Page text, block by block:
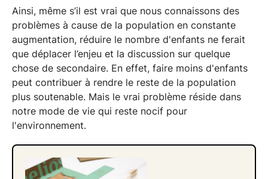
Ainsi, même s’il est vrai que nous connaissons des
problèmes à cause de la population en constante
augmentation, réduire le nombre d'enfants ne ferait
que déplacer l’enjeu et la discussion sur quelque
chose de secondaire. En effet, faire moins d'enfants
peut contribuer à rendre le reste de la population
plus soutenable. Mais le vrai problème réside dans
notre mode de vie qui reste nocif pour
l'environnement.